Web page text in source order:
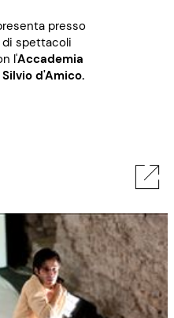
presso
di spettacoli
l'Accademia
d'Amico.